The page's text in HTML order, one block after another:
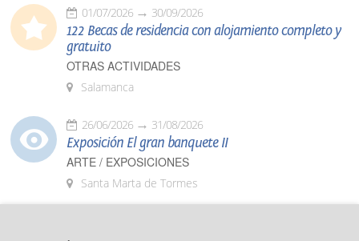
01/07/2026 30/09/2026
122 Becas de residencia con alojamiento completo y
gratuito
OTRAS ACTIVIDADES
Salamanca
26/06/2026 31/08/2026
Exposición El gran banquete II
ARTE / EXPOSICIONES
Santa Marta de Tormes